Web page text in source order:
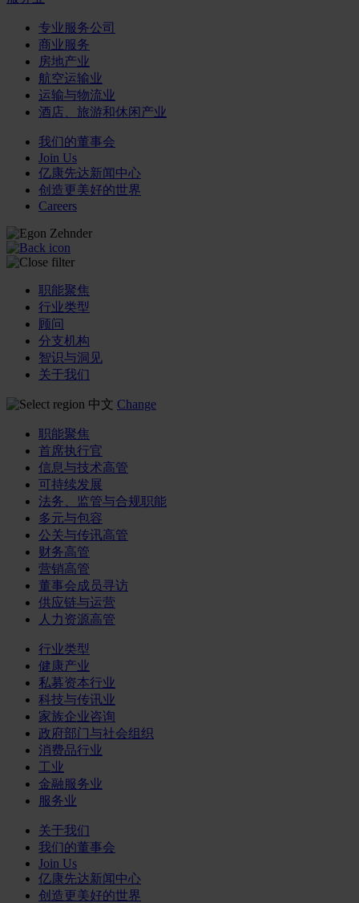
专业服务公司
商业服务
房地产业
航空运输业
运输与物流业
酒店、旅游和休闲产业
我们的董事会
Join Us
亿康先达新闻中心
创造更美好的世界
Careers
职能聚焦
行业类型
顾问
分支机构
智识与洞见
关于我们
中文 Change
职能聚焦
首席执行官
信息与技术高管
可持续发展
法务、监管与合规职能
多元与包容
公关与传讯高管
财务高管
营销高管
董事会成员寻访
供应链与运营
人力资源高管
行业类型
健康产业
私募资本行业
科技与传讯业
家族企业咨询
政府部门与社会组织
消费品行业
工业
金融服务业
服务业
关于我们
我们的董事会
Join Us
亿康先达新闻中心
创造更美好的世界